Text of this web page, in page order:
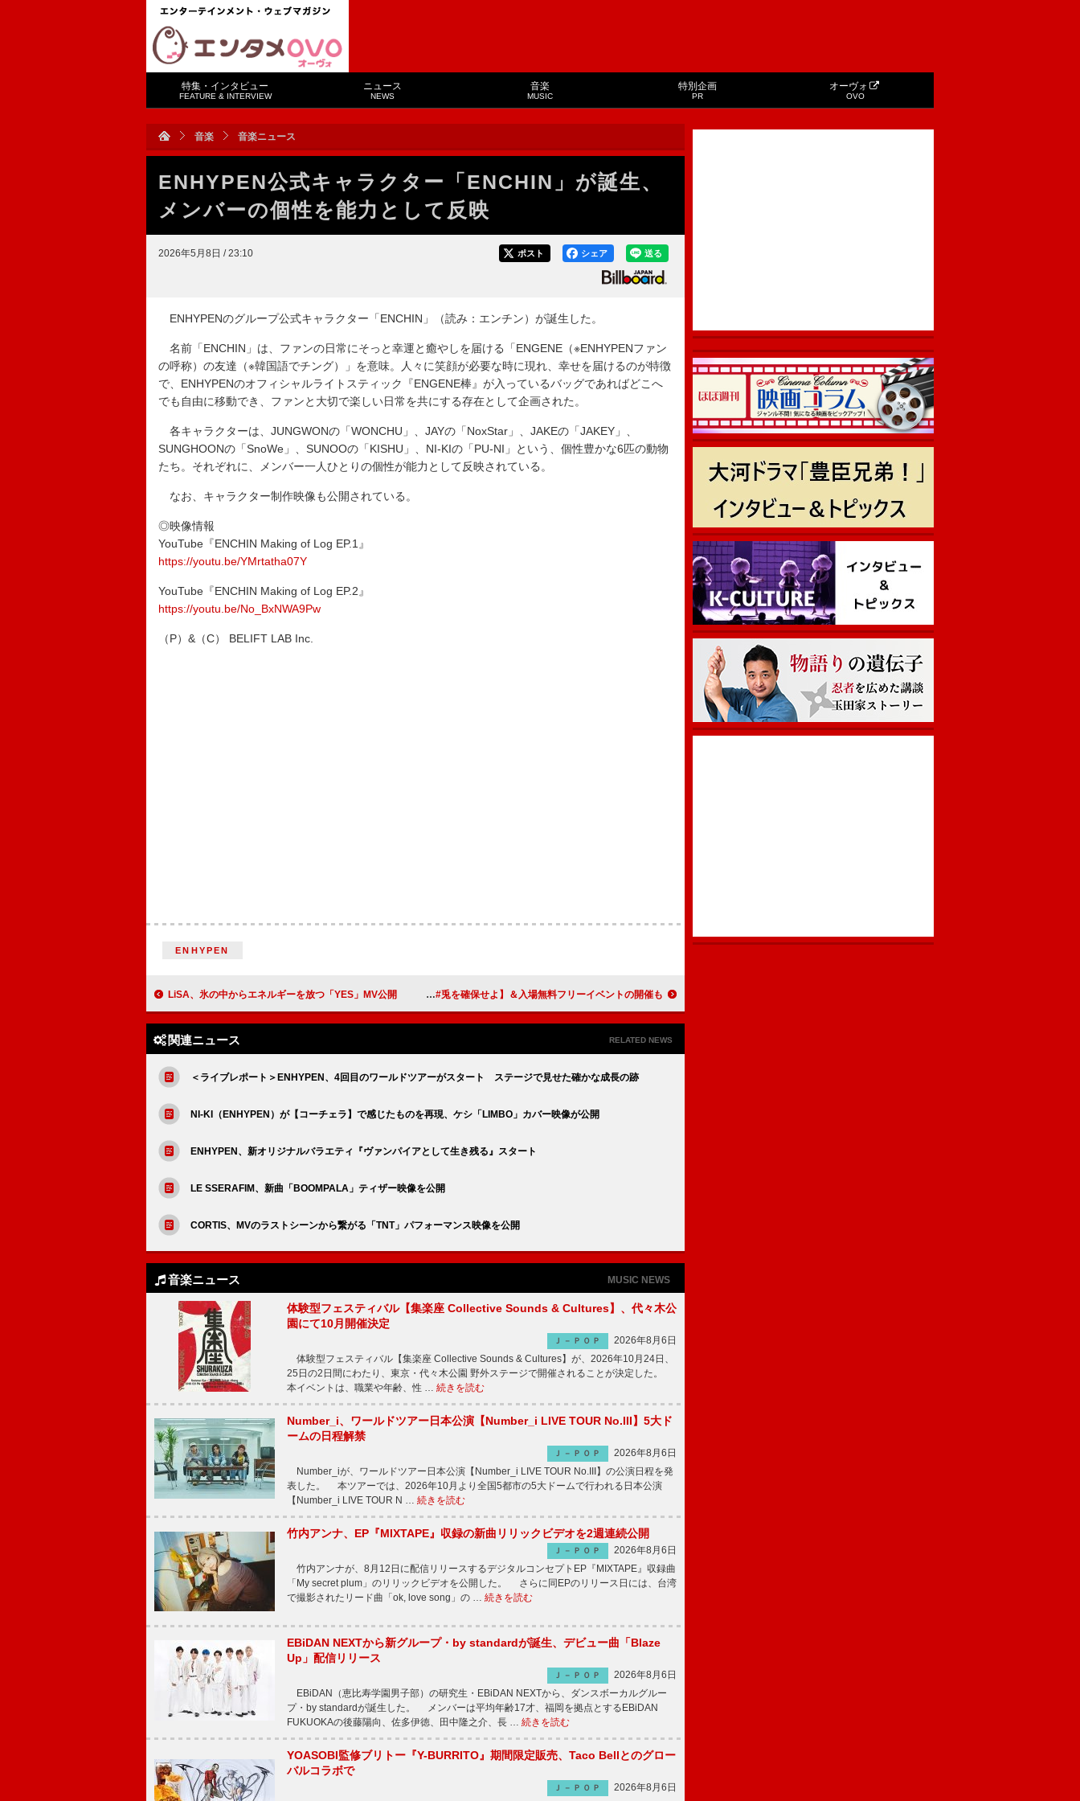
特集・インタビュー
FEATURE & INTERVIEW
ニュース
NEWS
音楽
MUSIC
特別企画
PR
オーヴォ
OVO
音楽 音楽ニュース
ENHYPEN公式キャラクター「ENCHIN」が誕生、
メンバーの個性を能力として反映
2026年5月8日 / 23:10 送る
シェア
ポスト
ENHYPENのグループ公式キャラクター「ENCHIN」（読み：エンチン）が誕生した。
名前「ENCHIN」は、ファンの日常にそっと幸運と癒やしを届ける「ENGENE（※ENHYPENファン
の呼称）の友達（※韓国語でチング）」を意味。人々に笑顔が必要な時に現れ、幸せを届けるのが特徴
で、ENHYPENのオフィシャルライトスティック『ENGENE棒』が入っているバッグであればどこへ
でも自由に移動でき、ファンと大切で楽しい日常を共にする存在として企画された。
各キャラクターは、JUNGWONの「WONCHU」、JAYの「NoxStar」、JAKEの「JAKEY」、
SUNGHOONの「SnoWe」、SUNOOの「KISHU」、NI-KIの「PU-NI」という、個性豊かな6匹の動物
たち。それぞれに、メンバー一人ひとりの個性が能力として反映されている。
なお、キャラクター制作映像も公開されている。
◎映像情報
YouTube『ENCHIN Making of Log EP.1』
https://youtu.be/YMrtatha07Y
YouTube『ENCHIN Making of Log EP.2』
https://youtu.be/No_BxNWA9Pw
（P）&（C） BELIFT LAB Inc.
ENHYPEN
LiSA、氷の中からエネルギーを放つ「YES」MV公開 叙情的アイドルグループ・兎アイズ、初MV公開！ 5/17渋谷でかくれんぼ体験企画【#兎を確保せよ】＆入場無料フリーイベントの開催も
関連ニュース RELATED NEWS
＜ライブレポート＞ENHYPEN、4回目のワールドツアーがスタート ステージで見せた確かな成長の跡
NI-KI（ENHYPEN）が【コーチェラ】で感じたものを再現、ケシ「LIMBO」カバー映像が公開
ENHYPEN、新オリジナルバラエティ『ヴァンパイアとして生き残る』スタート
LE SSERAFIM、新曲「BOOMPALA」ティザー映像を公開
CORTIS、MVのラストシーンから繋がる「TNT」パフォーマンス映像を公開
音楽ニュース MUSIC NEWS
体験型フェスティバル【集楽座 Collective Sounds & Cultures】、代々木公
園にて10月開催決定
Ｊ－ＰＯＰ
2026年8月6日
体験型フェスティバル【集楽座 Collective Sounds & Cultures】が、2026年10月24日、
25日の2日間にわたり、東京・代々木公園 野外ステージで開催されることが決定した。
本イベントは、職業や年齢、性 … 続きを読む
Number_i、ワールドツアー日本公演【Number_i LIVE TOUR No.III】5大ド
ームの日程解禁
Ｊ－ＰＯＰ
2026年8月6日
Number_iが、ワールドツアー日本公演【Number_i LIVE TOUR No.III】の公演日程を発
表した。 本ツアーでは、2026年10月より全国5都市の5大ドームで行われる日本公演
【Number_i LIVE TOUR N … 続きを読む
竹内アンナ、EP『MIXTAPE』収録の新曲リリックビデオを2週連続公開
Ｊ－ＰＯＰ
2026年8月6日
竹内アンナが、8月12日に配信リリースするデジタルコンセプトEP『MIXTAPE』収録曲
「My secret plum」のリリックビデオを公開した。 さらに同EPのリリース日には、台湾
で撮影されたリード曲「ok, love song」の … 続きを読む
EBiDAN NEXTから新グループ・by standardが誕生、デビュー曲「Blaze
Up」配信リリース
Ｊ－ＰＯＰ
2026年8月6日
EBiDAN（恵比寿学園男子部）の研究生・EBiDAN NEXTから、ダンスボーカルグルー
プ・by standardが誕生した。 メンバーは平均年齢17才、福岡を拠点とするEBiDAN
FUKUOKAの後藤陽向、佐多伊徳、田中隆之介、長 … 続きを読む
YOASOBI監修ブリトー『Y-BURRITO』期間限定販売、Taco Bellとのグロー
バルコラボで
Ｊ－ＰＯＰ
2026年8月6日